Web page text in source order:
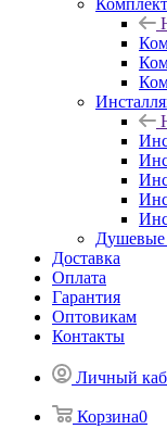
Душевые
Доставка
Оплата
Гарантия
Оптовикам
Контакты
Личный
Корзина0